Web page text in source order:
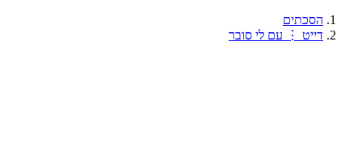
הסכתים
דייט ⋮ עם לי סובר